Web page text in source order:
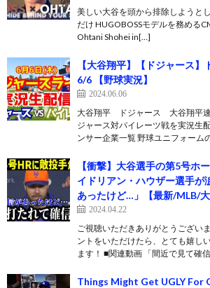
美しい大谷を頭から排除しようと
だけ HUGOBOSSモデルを務める
Ohtani Shohei in[…]
【大谷翔平】【ドジャース
6/6 【野球実況】
2024.06.06
大谷翔平 ドジャース 大谷翔平
ジャース対パイレーツ戦を実況生
ンサー企業一覧 野球ユニフォーム
【衝撃】大谷選手の第5号ホ
イドリアン・ハウザー選手が
あったけど…」【最新/MLB/大
2024.04.22
ご視聴いただきありがとうござい
ントをいただけたら、とても嬉し
ます！ ■関連動画 「間近で見て確
Things Might Get UGLY For